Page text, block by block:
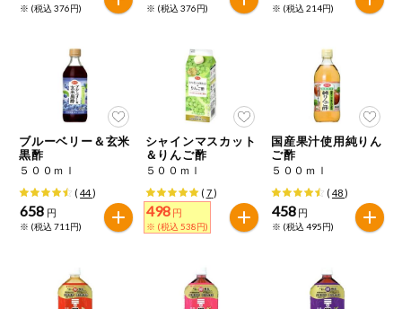
※ (税込 376円) ※ (税込 376円) ※ (税込 214円)
ブルーベリー＆玄米
黒酢
５００ｍｌ
(44)
658 円
※ (税込 711円)
シャインマスカット
＆りんご酢
５００ｍｌ
( 7)
498 円
※ (税込 538円)
国産果汁使用純りん
ご酢
５００ｍｌ
( 48)
458 円
※ (税込 495円)